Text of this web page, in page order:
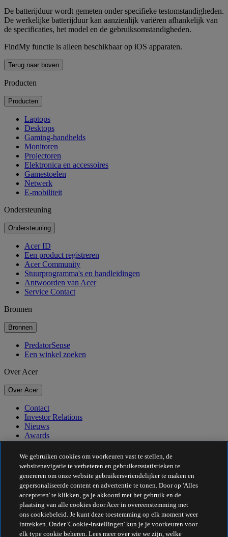
De batterijduur wordt gemeten onder specifieke testomstandigheden.
De werkelijke batterijduur kan aanzienlijk variëren afhankelijk van
de specificaties, het model en de gebruiksomstandigheden.
FindMy functie is alleen beschikbaar op iOS apparaten.
Terug naar boven
Producten
Producten
Laptops
Desktops
Gaming-handhelds
Monitoren
Projectoren
Elektronica en accessoires
Gamestoelen
Netwerk
E-mobiliteit
Ondersteuning
Ondersteuning
Acer ID
Een product registreren
Acer Community
Stuurprogramma's en handleidingen
Antwoorden van Acer
Service Contact
Bronnen
Bronnen
PredatorSense
Een winkel zoeken
Over Acer
Over Acer
Contact
Investor Relations
Nieuws
Awards
Evenementen
Duurzaamheid
Duurzaamheid
Maatschappelijk verantwoord ondernemen
De CO2-voetafdruk van het product
Project Humanity
Earthion
We gebruiken cookies om voorkeuren vast te stellen, de
websitenavigatie te verbeteren en gebruikersstatistieken te
genereren om onze website gebruikersvriendelijker te maken en
gepersonaliseerde content en advertentie te tonen. Door op 'Alles
accepteren' te klikken, ga je akkoord met het gebruik en de
plaatsing van alle cookies door Acer in overeenstemming met
ons cookiebeleid. Je kunt deze toestemming op elk moment weer
intrekken. Onder 'Cookie-instellingen' kun je je voorkeuren voor
elk type cookie beheren. Lees meer over wie we zijn, welke